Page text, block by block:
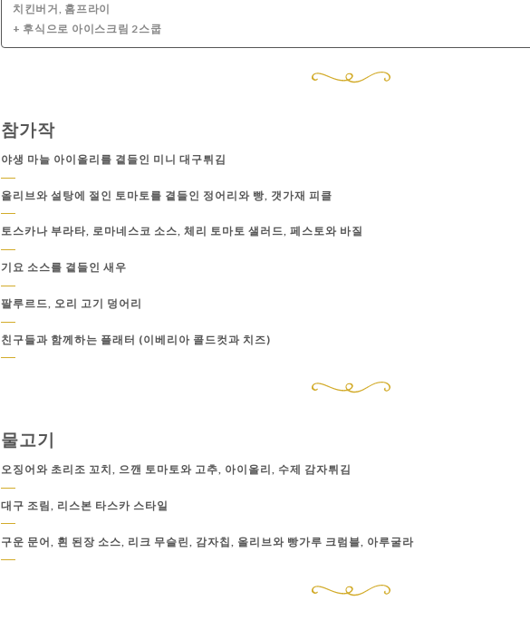
치킨버거, 홈프라이
+ 후식으로 아이스크림 2스쿱
참가작
야생 마늘 아이올리를 곁들인 미니 대구튀김
올리브와 설탕에 절인 토마토를 곁들인 정어리와 빵, 갯가재 피클
토스카나 부라타, 로마네스코 소스, 체리 토마토 샐러드, 페스토와 바질
기요 소스를 곁들인 새우
팔루르드, 오리 고기 덩어리
친구들과 함께하는 플래터 (이베리아 콜드컷과 치즈)
물고기
오징어와 초리조 꼬치, 으깬 토마토와 고추, 아이올리, 수제 감자튀김
대구 조림, 리스본 타스카 스타일
구운 문어, 흰 된장 소스, 리크 무슬린, 감자칩, 올리브와 빵가루 크럼블, 아루굴라